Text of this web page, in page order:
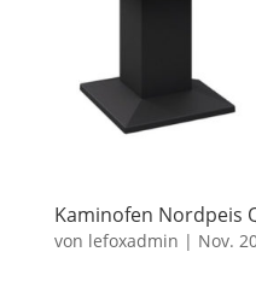
Kaminofen Nordpeis
von lefoxadmin | Nov.